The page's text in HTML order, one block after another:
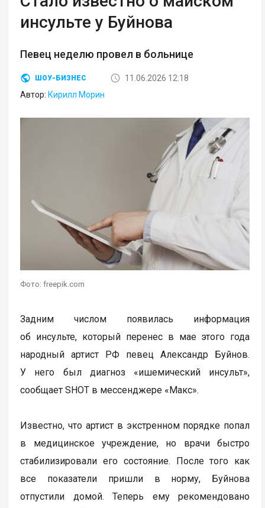
инсульте у Буйнова
Певец неделю провел в больнице
ШОУ-БИЗНЕС
11.06.2026 12:18
Автор: Кирилл Морин
Фото: freepik.com
Задним числом появилась информация
об инсульте, который перенес в мае этого года
народный артист РФ певец Александр Буйнов.
У него был диагноз «ишемический инсульт»,
сообщает SHOT в мессенджере «Макс».
Известно, что артист в экстренном порядке попал
в медицинское учреждение, но врачи быстро
стабилизировали его состояние. После того как
все показатели пришли в норму, Буйнова
отпустили домой. Теперь ему рекомендовано